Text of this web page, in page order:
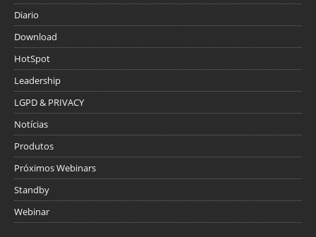
Diario
Download
HotSpot
Leadership
LGPD & PRIVACY
Notícias
Produtos
Próximos Webinars
Standby
Webinar